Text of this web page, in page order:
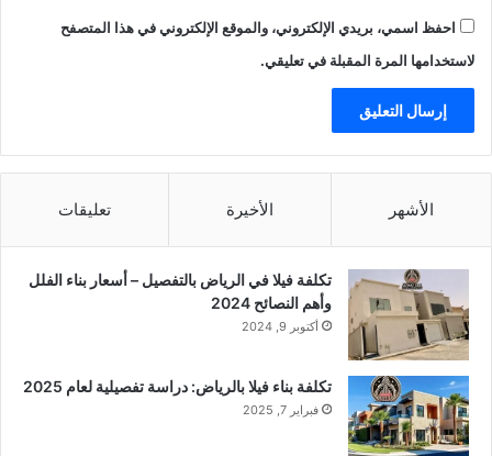
احفظ اسمي، بريدي الإلكتروني، والموقع الإلكتروني في هذا المتصفح
لاستخدامها المرة المقبلة في تعليقي.
الأشهر الأخيرة تعليقات
تكلفة فيلا في الرياض بالتفصيل – أسعار بناء الفلل
وأهم النصائح 2024
أكتوبر 9, 2024
تكلفة بناء فيلا بالرياض: دراسة تفصيلية لعام 2025
فبراير 7, 2025